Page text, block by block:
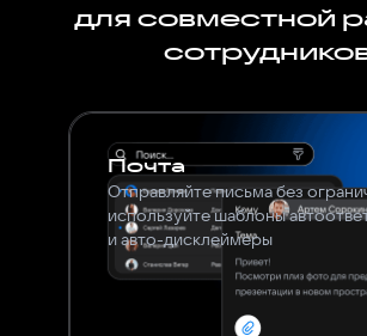
для совместной
Почта
Отправляйте письма без
используйте шаблоны
и авто-дисклеймеры